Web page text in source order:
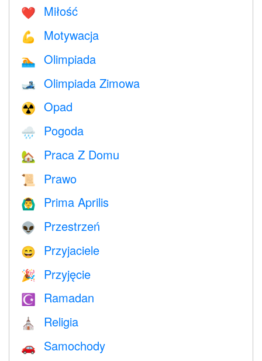
❤️️ Miłość
💪 Motywacja
🏊 Olimpiada
🎿 Olimpiada Zimowa
☢️ Opad
🌧 Pogoda
🏡 Praca Z Domu
📜 Prawo
🙆‍♂️ Prima Aprilis
👽 Przestrzeń
😄 Przyjaciele
🎉 Przyjęcie
☪️ Ramadan
⛪️ Religia
🚗 Samochody